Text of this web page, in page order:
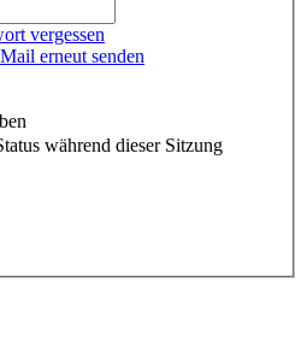
vergessen
erneut senden
während dieser Sitzung